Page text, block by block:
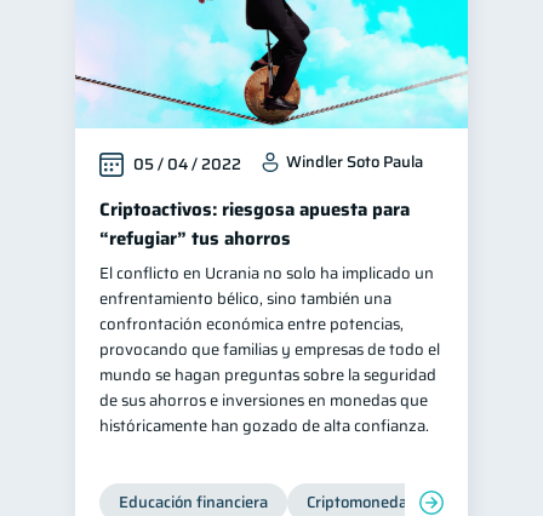
05 / 04 / 2022 Windler Soto Paula
Criptoactivos: riesgosa apuesta para
“refugiar” tus ahorros
El conflicto en Ucrania no solo ha implicado un
enfrentamiento bélico, sino también una
confrontación económica entre potencias,
provocando que familias y empresas de todo el
mundo se hagan preguntas sobre la seguridad
de sus ahorros e inversiones en monedas que
históricamente han gozado de alta confianza.
Educación financiera Criptomonedas